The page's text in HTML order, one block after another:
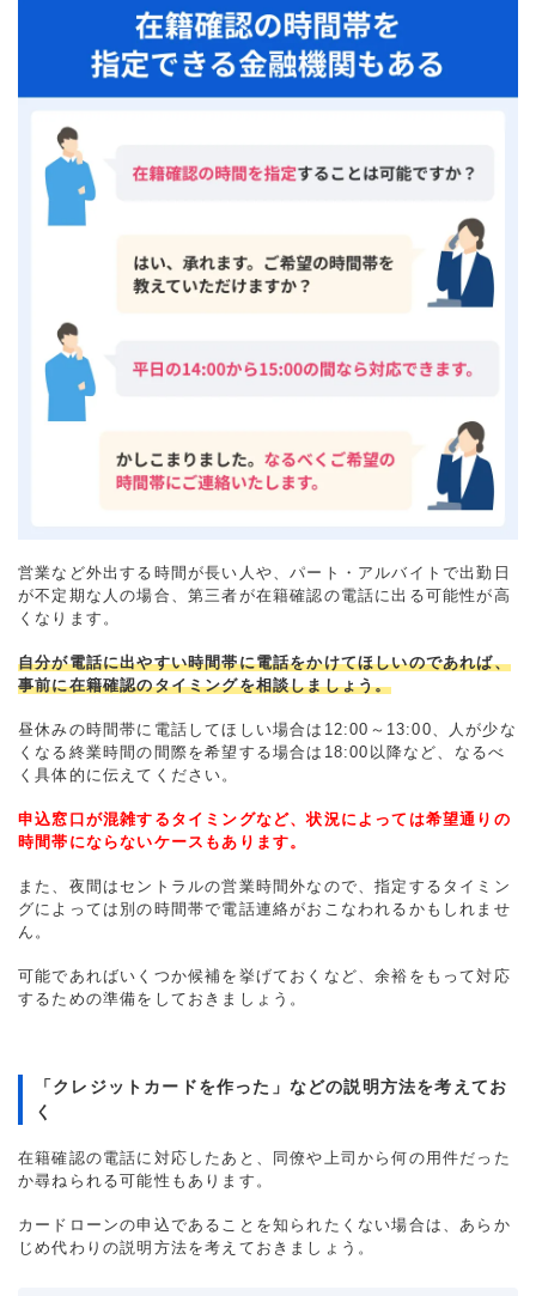
営業など外出する時間が長い人や、パート・アルバイトで出勤日
が不定期な人の場合、第三者が在籍確認の電話に出る可能性が高
くなります。
自分が電話に出やすい時間帯に電話をかけてほしいのであれば、
事前に在籍確認のタイミングを相談しましょう。
昼休みの時間帯に電話してほしい場合は12:00～13:00、人が少な
くなる終業時間の間際を希望する場合は18:00以降など、なるべ
く具体的に伝えてください。
申込窓口が混雑するタイミングなど、状況によっては希望通りの
時間帯にならないケースもあります。
また、夜間はセントラルの営業時間外なので、指定するタイミン
グによっては別の時間帯で電話連絡がおこなわれるかもしれませ
ん。
可能であればいくつか候補を挙げておくなど、余裕をもって対応
するための準備をしておきましょう。
「クレジットカードを作った」などの説明方法を考えてお
く
在籍確認の電話に対応したあと、同僚や上司から何の用件だった
か尋ねられる可能性もあります。
カードローンの申込であることを知られたくない場合は、あらか
じめ代わりの説明方法を考えておきましょう。